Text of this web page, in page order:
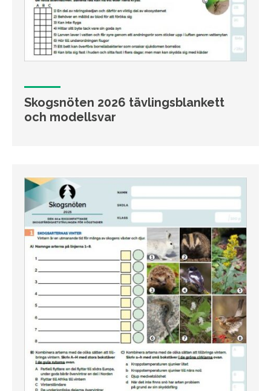
Skogsnöten 2026 tävlingsblankett
och modellsvar